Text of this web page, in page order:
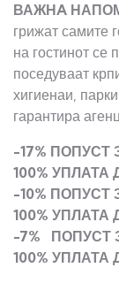
ВАЖНA
грижат самите
на гостинот се
поседуваат
хигиенаи,
гарантира
-17% ПОПУСТ
100% УПЛАТА
-10% ПОПУСТ
100% УПЛАТА
-7% ПОПУСТ
100% УПЛАТА